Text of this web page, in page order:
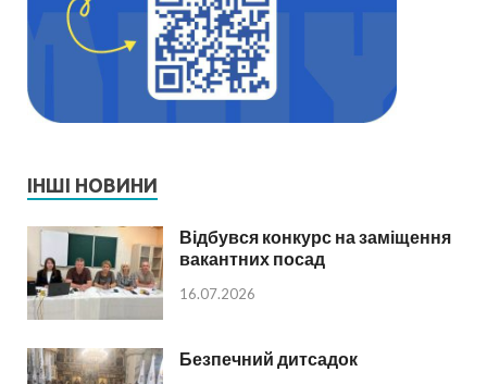
ІНШІ НОВИНИ
Відбувся конкурс на заміщення
вакантних посад
16.07.2026
Безпечний дитсадок